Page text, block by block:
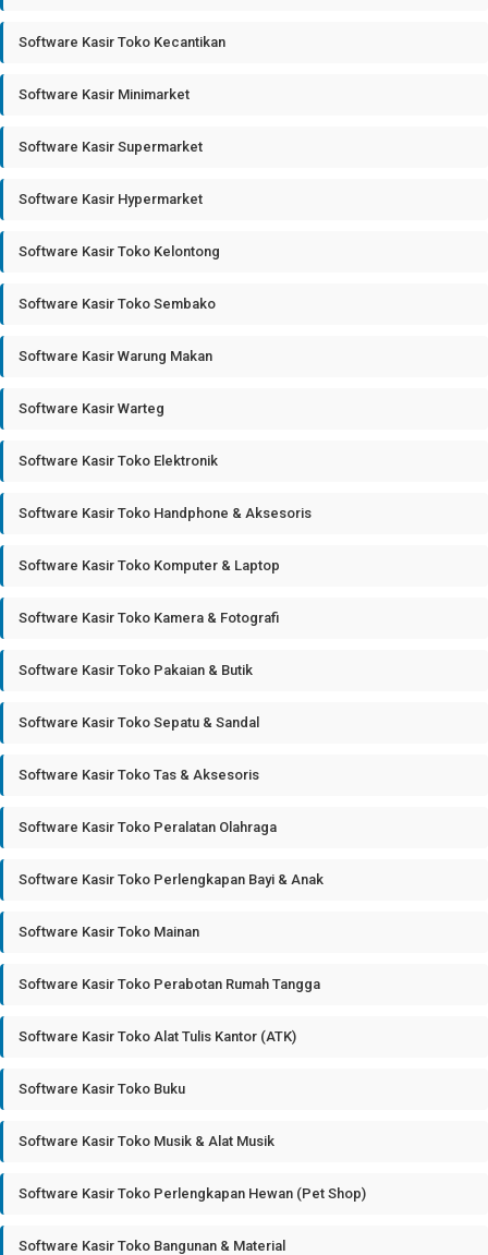
Software Kasir Toko Kecantikan
Software Kasir Minimarket
Software Kasir Supermarket
Software Kasir Hypermarket
Software Kasir Toko Kelontong
Software Kasir Toko Sembako
Software Kasir Warung Makan
Software Kasir Warteg
Software Kasir Toko Elektronik
Software Kasir Toko Handphone & Aksesoris
Software Kasir Toko Komputer & Laptop
Software Kasir Toko Kamera & Fotografi
Software Kasir Toko Pakaian & Butik
Software Kasir Toko Sepatu & Sandal
Software Kasir Toko Tas & Aksesoris
Software Kasir Toko Peralatan Olahraga
Software Kasir Toko Perlengkapan Bayi & Anak
Software Kasir Toko Mainan
Software Kasir Toko Perabotan Rumah Tangga
Software Kasir Toko Alat Tulis Kantor (ATK)
Software Kasir Toko Buku
Software Kasir Toko Musik & Alat Musik
Software Kasir Toko Perlengkapan Hewan (Pet Shop)
Software Kasir Toko Bangunan & Material